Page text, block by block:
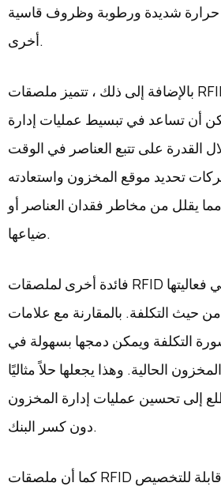
حرارة شديدة ورطوبة وظروف قاسية
أخرى.
بالإضافة إلى ذلك ، تتميز ملصقات RFID المضادة للمعادن
أن تساعد في تبسيط عمليات إدارة
القدرة على تتبع العناصر في الوقت
تحديد موقع المخزون واستعادته
يقلل من مخاطر فقدان العناصر أو
ضياعها.
فائدة أخرى لملصقات RFID المضادة للمعادن هي فعاليتها
من حيث التكلفة. بالمقارنة مع علامات RFID التقليدية ، فإن
التكلفة ويمكن دمجها بسهولة في
الحالية. وهذا يجعلها حلاً مثاليًا
إلى تحسين عمليات إدارة المخزون
دون كسر البنك.
كما أن ملصقات RFID المضادة للمعادن قابلة للتخصيص